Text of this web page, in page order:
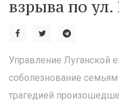
взрыва по
Управление
соболезнование
трагедией